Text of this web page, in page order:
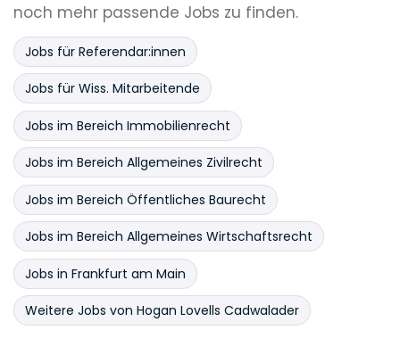
noch mehr passende Jobs zu finden.
Jobs für Referendar:innen
Jobs für Wiss. Mitarbeitende
Jobs im Bereich Immobilienrecht
Jobs im Bereich Allgemeines Zivilrecht
Jobs im Bereich Öffentliches Baurecht
Jobs im Bereich Allgemeines Wirtschaftsrecht
Jobs in Frankfurt am Main
Weitere Jobs von Hogan Lovells Cadwalader